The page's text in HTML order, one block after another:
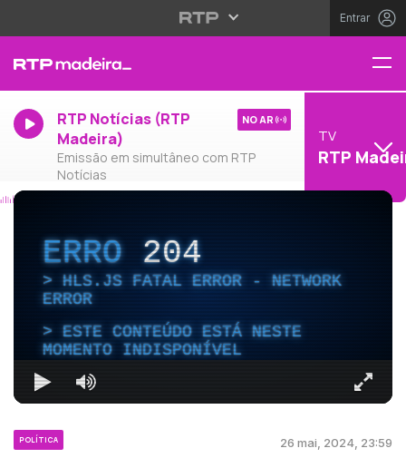
Entrar
RTP Notícias (RTP
Madeira)
Emissão em simultâneo com RTP
Notícias
NO AR
TV
RTP
ERRO204
HLS.JS FATAL ERROR - NETWORK
ERROR
ESTE CONTEÚDO ESTÁ NESTE
MOMENTO INDISPONÍVEL
POLÍTICA 26 mai, 2024, 23:59